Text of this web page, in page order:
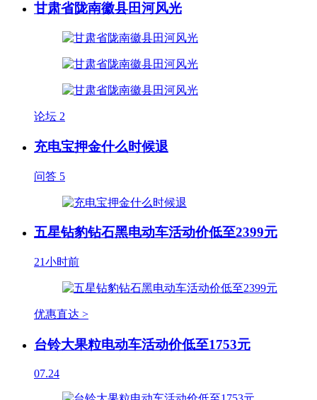
甘肃省陇南徽县田河风光
论坛 2
充电宝押金什么时候退
问答 5
五星钻豹钻石黑电动车活动价低至2399元
21小时前
优惠直达 >
台铃大果粒电动车活动价低至1753元
07.24